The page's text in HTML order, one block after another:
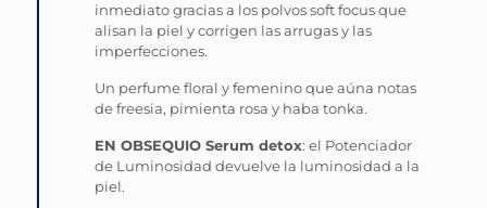
inmediato gracias a los polvos soft focus que
alisan la piel y corrigen las arrugas y las
imperfecciones.
Un perfume floral y femenino que aúna notas
de freesia, pimienta rosa y haba tonka.
EN OBSEQUIO Serum detox: el Potenciador
de Luminosidad devuelve la luminosidad a la
piel.